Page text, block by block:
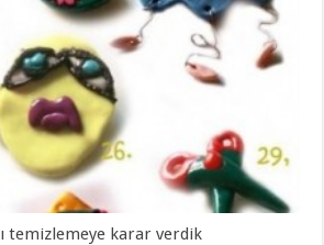
temizlemeye karar verdik